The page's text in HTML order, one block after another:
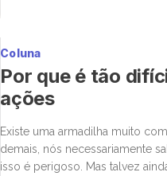
Coluna
Por que é tão
ações
Existe uma armadilha muito
demais, nós necessariamente
isso é perigoso. Mas talvez